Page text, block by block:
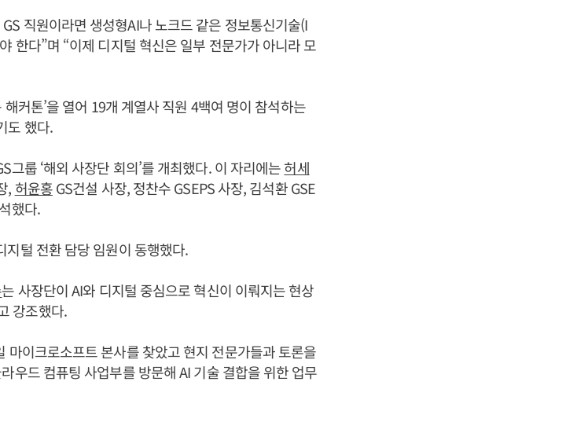
직원이라면 생성형AI나 노크드 같은 정보통신기술(I
한다”며 “이제 디지털 혁신은 일부 전문가가 아니라 모
커톤’을 열어 19개 계열사 직원 4백여 명이 참석하는
도 했다.
룹 ‘해외 사장단 회의’를 개최했다. 이 자리에는허세
, 허윤홍GS건설 사장, 정찬수 GSEPS 사장, 김석환 GSE
했다.
지털 전환 담당 임원이 동행했다.
는 사장단이 AI와 디지털 중심으로 혁신이 이뤄지는 현상
강조했다.
마이크로소프트 본사를 찾았고 현지 전문가들과 토론을
우드 컴퓨팅 사업부를 방문해 AI 기술 결합을 위한 업무